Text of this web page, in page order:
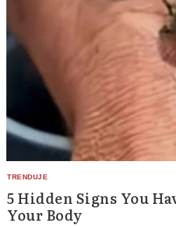
5 Hidden Signs You
Your Body